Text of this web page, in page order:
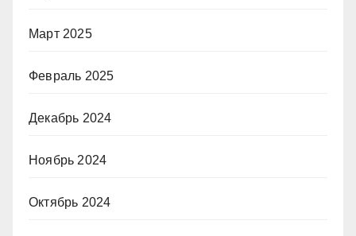
Март 2025
Февраль 2025
Декабрь 2024
Ноябрь 2024
Октябрь 2024